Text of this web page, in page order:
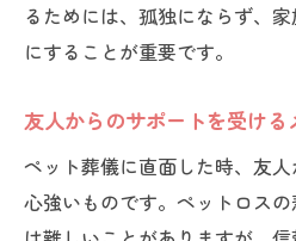
るためには、孤独にならず、
にすることが重要です。
友人からのサポートを受ける
ペット葬儀に直面した時、友
心強いものです。ペットロス